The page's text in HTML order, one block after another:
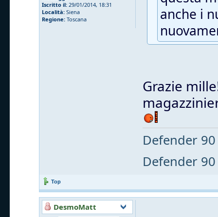
Iscritto il: 29/01/2014, 18:31
Località: Siena
Regione: Toscana
anche i
Grazie
Defender
Defender
Top
DesmoMatt